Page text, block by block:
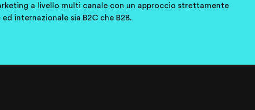
a livello multi canale con un approccio strettamente
internazionale sia B2C che B2B.